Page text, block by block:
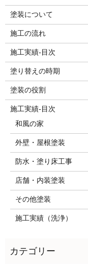
塗装について
施工の流れ
施工実績-目次
塗り替えの時期
塗装の役割
施工実績-目次
和風の家
外壁・屋根塗装
防水・塗り床工事
店舗・内装塗装
その他塗装
施工実績（洗浄）